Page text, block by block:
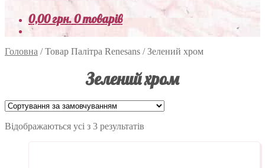
0,00грн.0 товарів
Головна /Товар Палітра Renesans /Зелений хром
Зелений хром
Відображаються усі з 3 результатів